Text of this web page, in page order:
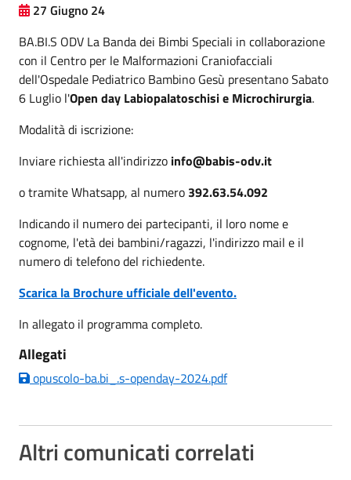
27 Giugno 24
BA.BI.S ODV La Banda dei Bimbi Speciali in collaborazione
con il Centro per le Malformazioni Craniofacciali
dell'Ospedale Pediatrico Bambino Gesù presentano Sabato
6 Luglio l'Open day Labiopalatoschisi e Microchirurgia.
Modalità di iscrizione:
Inviare richiesta all'indirizzo info@babis-odv.it
o tramite Whatsapp, al numero 392.63.54.092
Indicando il numero dei partecipanti, il loro nome e
cognome, l'età dei bambini/ragazzi, l'indirizzo mail e il
numero di telefono del richiedente.
Scarica la Brochure ufficiale dell'evento.
In allegato il programma completo.
Allegati
opuscolo-ba.bi_.s-openday-2024.pdf
Altri comunicati correlati